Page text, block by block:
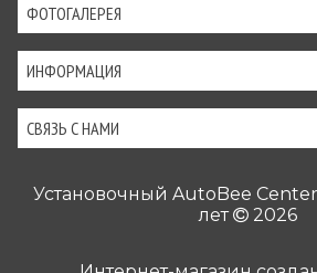
ФОТОГАЛЕРЕЯ
ИНФОРМАЦИЯ
СВЯЗЬ С НАМИ
Установочный AutoBee
лет
2026